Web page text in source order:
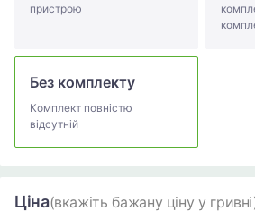
пристрою
Без комплекту
Комплект повністю
відсутній
Ціна(вкажіть бажану ціну у